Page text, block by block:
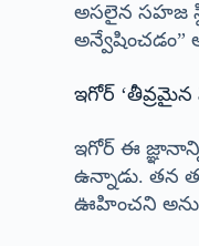
అసలైన సహజ
అన్వేషించడం”
ఇగోర్ ‘తీవ్రమైన
ఇగోర్ ఈ
ఉన్నాడు. తన
ఊహించని